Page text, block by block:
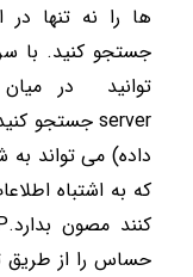
ها را نه تنها
جستجو کنید. با
توانید در
serverجستجو
داده) می تواند به
که به اشتباه
کنند مصون بدارد.
حساس را از طریق